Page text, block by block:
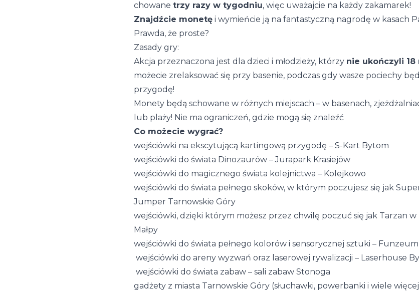
chowane trzy razy w tygodniu, więc uważajcie na każdy zakamarek!
Znajdźcie monetęi wymieńcie ją na fantastyczną nagrodę w kasach
Prawda, że proste?
Zasady gry:
Akcja przeznaczona jest dla dzieci i młodzieży, którzy nie ukończyli 18
możecie zrelaksować się przy basenie, podczas gdy wasze pociechy
przygodę!
Monety będą schowane w różnych miejscach – w basenach,
lub plaży! Nie ma ograniczeń, gdzie mogą się znaleźć
Co możecie wygrać?
wejściówki na ekscytującą kartingową przygodę – S-Kart Bytom
wejściówki do świata Dinozaurów – Jurapark Krasiejów
wejściówki do magicznego świata kolejnictwa – Kolejkowo
wejściówki do świata pełnego skoków, w którym poczujesz się jak
Jumper Tarnowskie Góry
wejściówki, dzięki którym możesz przez chwilę poczuć się jak Tarzan
Małpy
wejściówki do świata pełnego kolorów i sensorycznej sztuki – Funzeum
wejściówki do areny wyzwań oraz laserowej rywalizacji – Laserhouse
wejściówki do świata zabaw – sali zabaw Stonoga
gadżety z miasta Tarnowskie Góry (słuchawki, powerbanki i wiele